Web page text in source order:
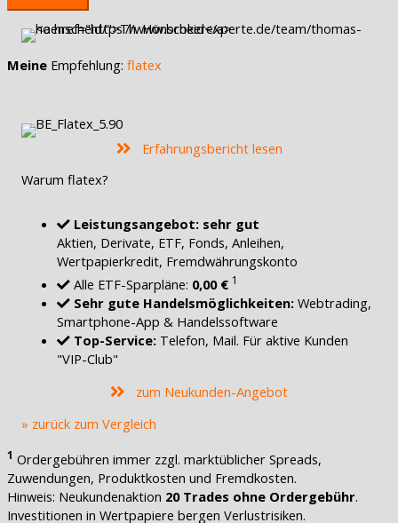
Meine Empfehlung: flatex
Erfahrungsbericht lesen
Warum flatex?
Leistungsangebot: sehr gut
Aktien, Derivate, ETF, Fonds, Anleihen,
Wertpapierkredit, Fremdwährungskonto
Alle ETF-Sparpläne: 0,00 € 1
Sehr gute Handelsmöglichkeiten: Webtrading,
Smartphone-App & Handelssoftware
Top-Service: Telefon, Mail. Für aktive Kunden
"VIP-Club"
zum Neukunden-Angebot
» zurück zum Vergleich
1 Ordergebühren immer zzgl. marktüblicher Spreads,
Zuwendungen, Produktkosten und Fremdkosten.
Hinweis: Neukundenaktion 20 Trades ohne Ordergebühr.
Investitionen in Wertpapiere bergen Verlustrisiken.